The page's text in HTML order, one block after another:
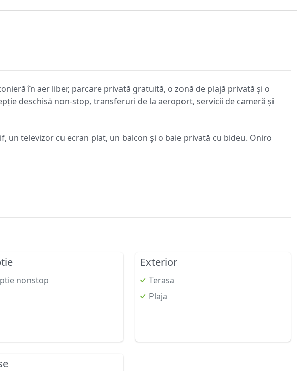
în aer liber, parcare privată gratuită, o zonă de plajă privată și o
deschisă non-stop, transferuri de la aeroport, servicii de cameră și
televizor cu ecran plat, un balcon și o baie privată cu bideu. Oniro
nonstop
Exterior
Terasa
Plaja